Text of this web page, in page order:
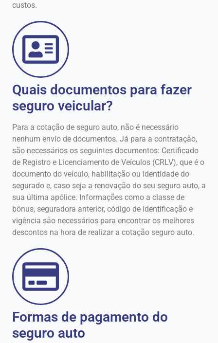
custos.
Quais documentos para fazer
seguro veicular?
Para a cotação de seguro auto, não é necessário
nenhum envio de documentos. Já para a contratação,
são necessários os seguintes documentos: Certificado
de Registro e Licenciamento de Veículos (CRLV), que é o
documento do veículo, habilitação ou identidade do
segurado e, caso seja a renovação do seu seguro auto, a
sua última apólice. Informações como a classe de
bônus, seguradora anterior, código de identificação e
vigência são necessários para encontrar os melhores
descontos na hora de realizar a cotação seguro auto.
Formas de pagamento do
seguro auto